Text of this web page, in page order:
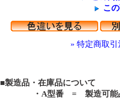
こ
» 特定商取
■製造品・在庫品について
・A型番 = 製造可能品